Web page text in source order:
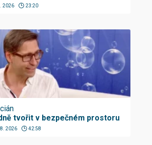
2026 23:20
tvořit v bezpečném prostoru
2026 42:58